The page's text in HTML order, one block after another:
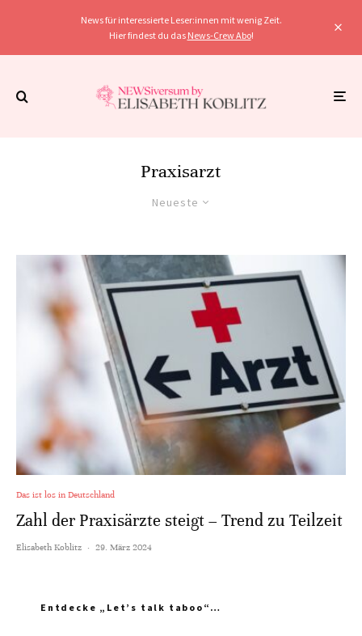
News für interessierte Leser:innen mit wenig Zeit.
Hier findest du das News-Crew Abo!
Praxisarzt
Neueste
Das ist los in Deutschland
Zahl der Praxisärzte steigt – Trend zu Teilzeit
Elisabeth Koblitz · 29. März 2024
Entdecke „Let’s talk taboo“…